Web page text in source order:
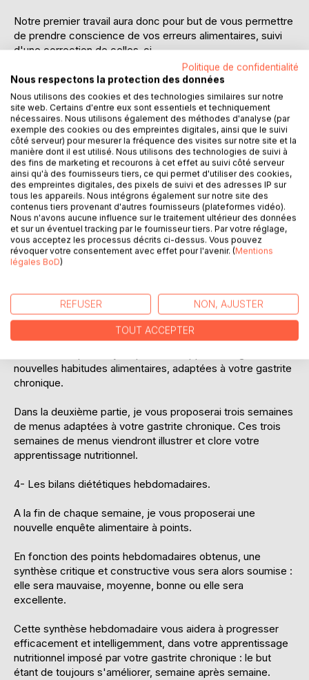
Notre premier travail aura donc pour but de vous permettre
de prendre conscience de vos erreurs alimentaires, suivi
d'une correction de celles-ci.
2- Je vous présenterai chaque famille alimentaire.
Il s'agira de vous familiariser avec toutes les familles
alimentaires, de vous permettre de bien appréhender
l'importance de chacune d'entre elles, afin de mieux gérer
sur le plan nutritionnel votre gastrite chronique, et ainsi
mieux prévenir les douleurs inflammatoires qui lui sont
dues.
De nombreux conseils hygiéno-diététiques vous seront
proposés, vous aidant ensuite à faire les meilleurs choix.
3- Place à la pratique !
En effet, dans la première partie de ce chapitre, je vous
proposerai l'élaboration de six jours de menus très
détaillés concernant vos petits-déjeuners, déjeuners et
nouvelles habitudes alimentaires, adaptées à votre gastrite
chronique.
Dans la deuxième partie, je vous proposerai trois semaines
de menus adaptées à votre gastrite chronique. Ces trois
semaines de menus viendront illustrer et clore votre
apprentissage nutritionnel.
4- Les bilans diététiques hebdomadaires.
A la fin de chaque semaine, je vous proposerai une
nouvelle enquête alimentaire à points.
En fonction des points hebdomadaires obtenus, une
synthèse critique et constructive vous sera alors soumise :
elle sera mauvaise, moyenne, bonne ou elle sera
excellente.
Cette synthèse hebdomadaire vous aidera à progresser
efficacement et intelligemment, dans votre apprentissage
nutritionnel imposé par votre gastrite chronique : le but
étant de toujours s'améliorer, semaine après semaine.
Politique de confidentialité
Nous respectons la protection des données
Nous utilisons des cookies et des technologies similaires sur notre
site web. Certains d'entre eux sont essentiels et techniquement
nécessaires. Nous utilisons également des méthodes d'analyse (par
exemple des cookies ou des empreintes digitales, ainsi que le suivi
côté serveur) pour mesurer la fréquence des visites sur notre site et la
manière dont il est utilisé. Nous utilisons des technologies de suivi à
des fins de marketing et recourons à cet effet au suivi côté serveur
ainsi qu'à des fournisseurs tiers, ce qui permet d'utiliser des cookies,
des empreintes digitales, des pixels de suivi et des adresses IP sur
tous les appareils. Nous intégrons également sur notre site des
contenus tiers provenant d'autres fournisseurs (plateformes vidéo).
Nous n'avons aucune influence sur le traitement ultérieur des données
et sur un éventuel tracking par le fournisseur tiers. Par votre réglage,
vous acceptez les processus décrits ci-dessus. Vous pouvez
révoquer votre consentement avec effet pour l'avenir. (Mentions
légales BoD)
REFUSER NON, AJUSTER
TOUT ACCEPTER